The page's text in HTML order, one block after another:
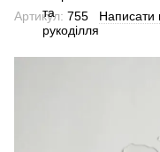
Артикул: 755 Написати